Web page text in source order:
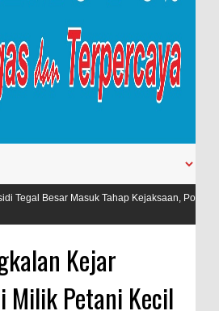
Kejaksaan, Polres Jember Limpahkan
Kejar
Milik Petani Kecil